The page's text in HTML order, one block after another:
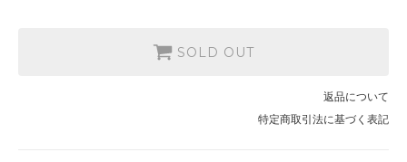
SOLD OUT
返品について
特定商取引法に基づく表記